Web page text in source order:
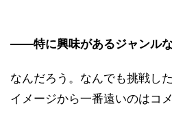
――特に興味があるジャンル
なんだろう。なんでも挑戦し
イメージから一番遠いのはコ